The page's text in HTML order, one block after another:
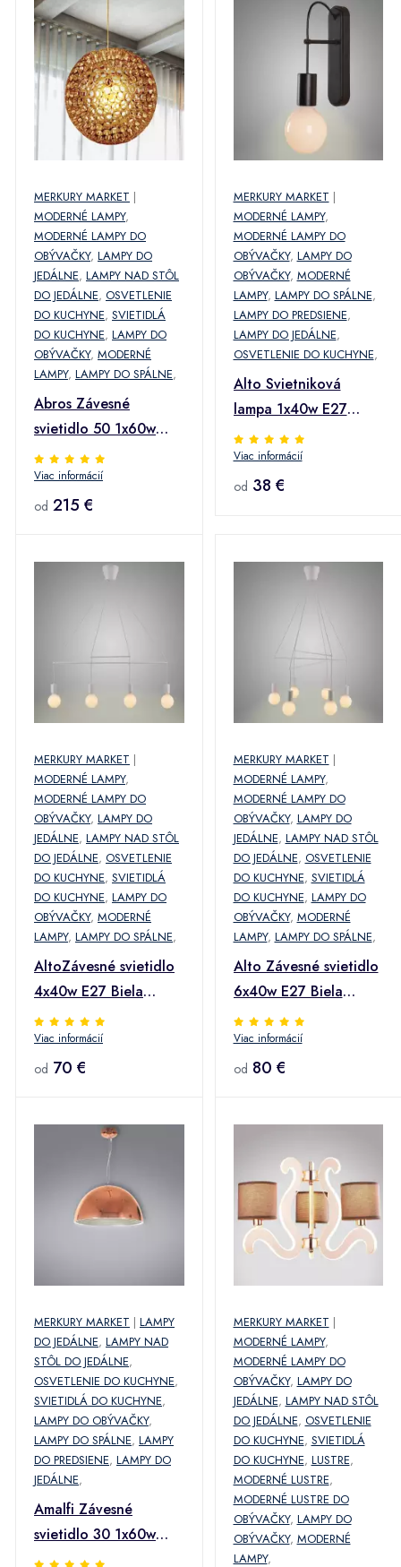
MERKURY MARKET |
MODERNÉ LAMPY,
MODERNÉ LAMPY DO
OBÝVAČKY, LAMPY DO
JEDÁLNE, LAMPY NAD STÔL
DO JEDÁLNE, OSVETLENIE
DO KUCHYNE, SVIETIDLÁ
DO KUCHYNE, LAMPY DO
OBÝVAČKY, MODERNÉ
LAMPY, LAMPY DO SPÁLNE,
Abros Závesné
svietidlo 50 1x60w
E27 Meď
Viac informácií
od 215 €
MERKURY MARKET |
MODERNÉ LAMPY,
MODERNÉ LAMPY DO
OBÝVAČKY, LAMPY DO
OBÝVAČKY, MODERNÉ
LAMPY, LAMPY DO SPÁLNE,
LAMPY DO PREDSIENE,
LAMPY DO JEDÁLNE,
OSVETLENIE DO KUCHYNE,
Alto Svietniková
lampa 1x40w E27
Čierna matná
Viac informácií
od 38 €
MERKURY MARKET |
MODERNÉ LAMPY,
MODERNÉ LAMPY DO
OBÝVAČKY, LAMPY DO
JEDÁLNE, LAMPY NAD STÔL
DO JEDÁLNE, OSVETLENIE
DO KUCHYNE, SVIETIDLÁ
DO KUCHYNE, LAMPY DO
OBÝVAČKY, MODERNÉ
LAMPY, LAMPY DO SPÁLNE,
AltoZávesné svietidlo
4x40w E27 Biela
matná
Viac informácií
od 70 €
MERKURY MARKET |
MODERNÉ LAMPY,
MODERNÉ LAMPY DO
OBÝVAČKY, LAMPY DO
JEDÁLNE, LAMPY NAD STÔL
DO JEDÁLNE, OSVETLENIE
DO KUCHYNE, SVIETIDLÁ
DO KUCHYNE, LAMPY DO
OBÝVAČKY, MODERNÉ
LAMPY, LAMPY DO SPÁLNE,
Alto Závesné svietidlo
6x40w E27 Biela
matná
Viac informácií
od 80 €
MERKURY MARKET | LAMPY
DO JEDÁLNE, LAMPY NAD
STÔL DO JEDÁLNE,
OSVETLENIE DO KUCHYNE,
SVIETIDLÁ DO KUCHYNE,
LAMPY DO OBÝVAČKY,
LAMPY DO SPÁLNE, LAMPY
DO PREDSIENE, LAMPY DO
JEDÁLNE,
Amalfi Závesné
svietidlo 30 1x60w
E27 Meď
MERKURY MARKET |
MODERNÉ LAMPY,
MODERNÉ LAMPY DO
OBÝVAČKY, LAMPY DO
JEDÁLNE, LAMPY NAD STÔL
DO JEDÁLNE, OSVETLENIE
DO KUCHYNE, SVIETIDLÁ
DO KUCHYNE, LUSTRE,
MODERNÉ LUSTRE,
MODERNÉ LUSTRE DO
OBÝVAČKY, LAMPY DO
OBÝVAČKY, MODERNÉ
LAMPY,